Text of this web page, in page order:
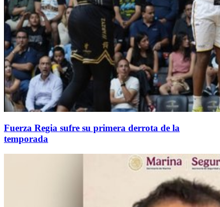
Fuerza Regia sufre su primera derrota de la
temporada